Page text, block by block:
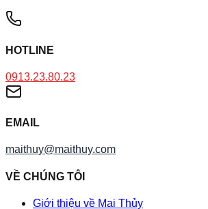
HOTLINE
0913.23.80.23
EMAIL
maithuy@maithuy.com
VỀ CHÚNG TÔI
Giới thiệu về Mai Thủy